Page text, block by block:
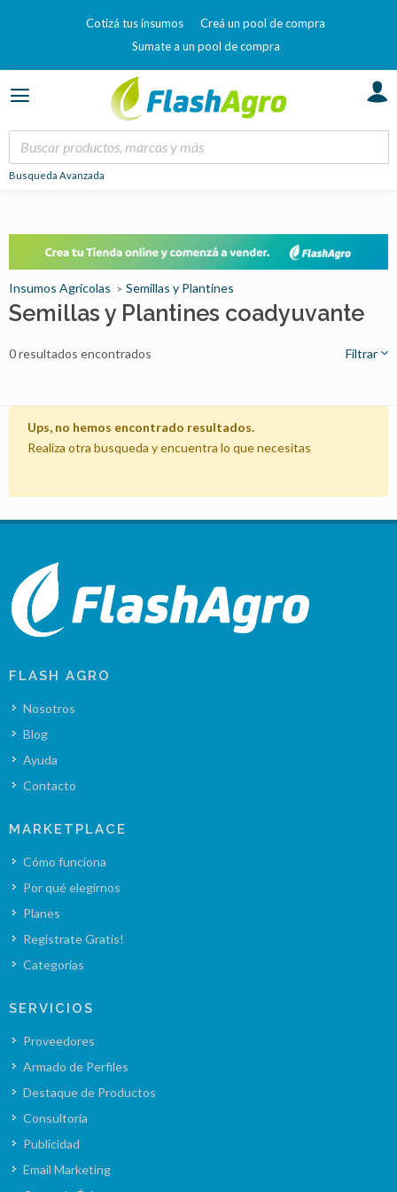
Cotizá tus insumos
Creá un pool de compra
Sumate a un pool de compra
Busqueda Avanzada
Ups, no hemos encontrado resultados.
Realiza otra busqueda y encuentra lo que necesitas
Insumos Agrícolas Semillas y Plantines
Semillas y Plantines coadyuvante
0 resultados encontrados Filtrar
FLASH AGRO
Nosotros
Blog
Ayuda
Contacto
MARKETPLACE
Cómo funciona
Por qué elegirnos
Planes
Registrate Gratis!
Categorías
SERVICIOS
Proveedores
Armado de Perfiles
Destaque de Productos
Consultoría
Publicidad
Email Marketing